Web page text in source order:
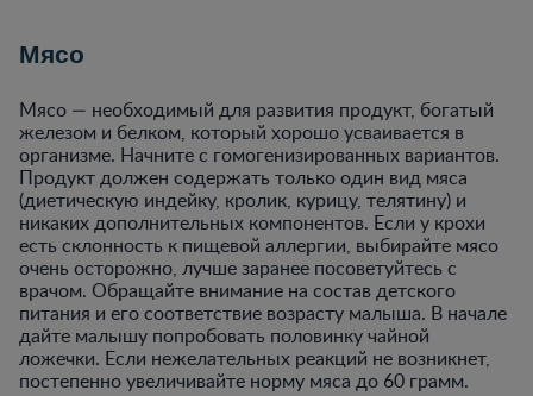
Мясо
Мясо — необходимый для развития продукт, богатый
железом и белком, который хорошо усваивается в
организме. Начните с гомогенизированных вариантов.
Продукт должен содержать только один вид мяса
(диетическую индейку, кролик, курицу, телятину) и
никаких дополнительных компонентов. Если у крохи
есть склонность к пищевой аллергии, выбирайте мясо
очень осторожно, лучше заранее посоветуйтесь с
врачом. Обращайте внимание на состав детского
питания и его соответствие возрасту малыша. В начале
дайте малышу попробовать половинку чайной
ложечки. Если нежелательных реакций не возникнет,
постепенно увеличивайте норму мяса до 60 грамм.